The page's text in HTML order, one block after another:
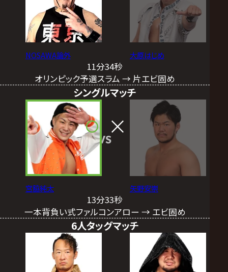
NOSAWA論外 大原はじめ
11分34秒
オリンピック予選スラム → 片エビ固め
シングルマッチ
宮脇純太
VS
矢野安崇
13分33秒
一本背負い式ファルコンアロー → エビ固め
6人タッグマッチ